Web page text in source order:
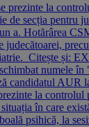
prezinte la
de secția pentru
a. Hotărârea
judecătoarei,
Citește și:
numele
candidatul AUR
la controlul
în care
psihică, la